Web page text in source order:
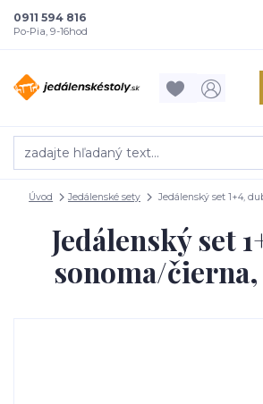
0911 594 816
Po-Pia, 9-16hod
Úvod Jedálenské sety Jedálenský set 1+4,
Jedálenský set
sonoma/čierna,